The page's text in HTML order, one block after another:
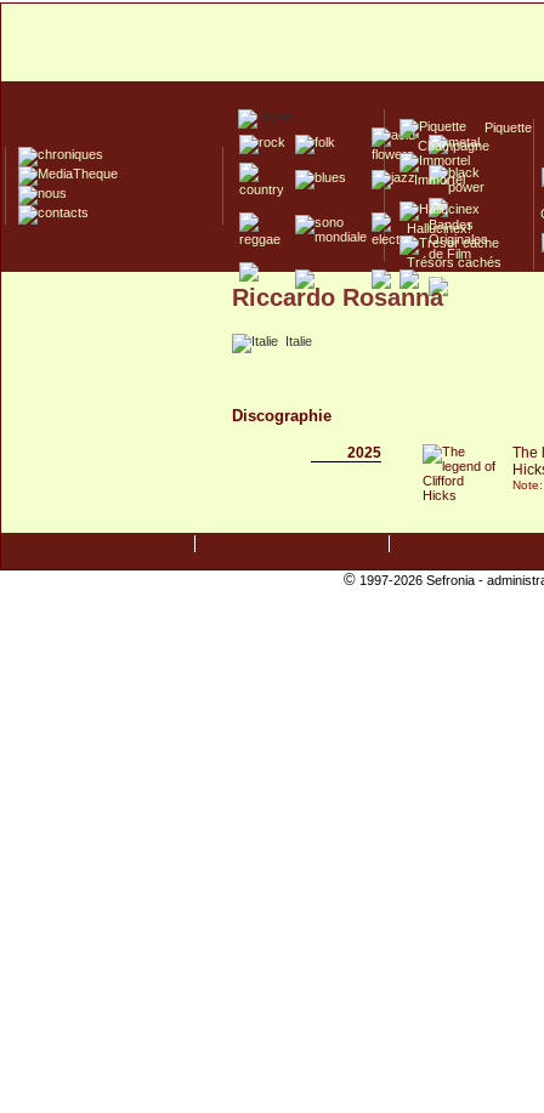
Piquette
Champagne
Immortel
Hallucinex!
Trésors cachés
Culte/Collector
Riccardo Rosanna
Italie
Discographie
2025
The
©1997-2026 Sefronia -